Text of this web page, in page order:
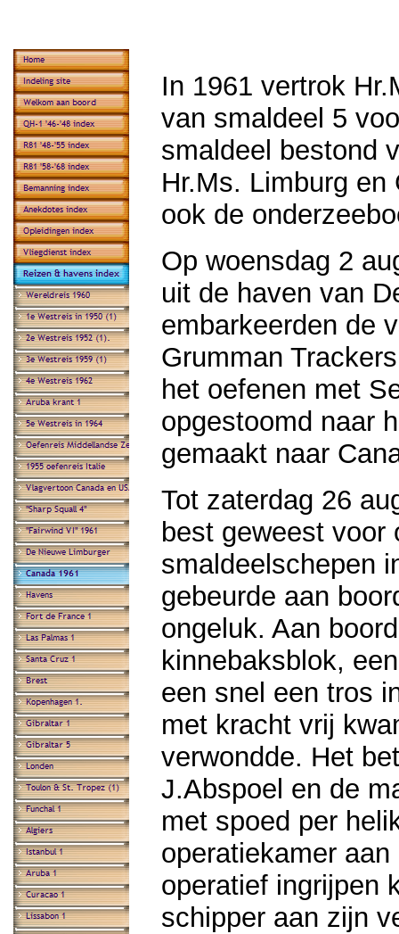
In 1961 vertrok
van smaldeel 5
smaldeel bestond
Hr.Ms. Limburg
ook de
Op woensdag 2
uit de haven van
embarkeerden de
Grumman
het oefenen met
opgestoomd naar
gemaakt naar
Tot zaterdag 26
best geweest voor
smaldeelschepen
gebeurde aan
ongeluk. Aan
kinnebaksblok,
een snel een tros
met kracht vrij
verwondde. Het
J.Abspoel en de
met spoed per
operatiekamer
operatief ingrijpen
schipper aan zijn